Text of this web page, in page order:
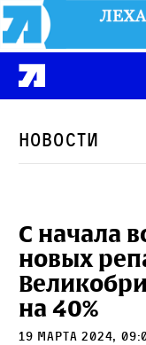
Новости
С начала
новых
на 40%
19 марта 2024,